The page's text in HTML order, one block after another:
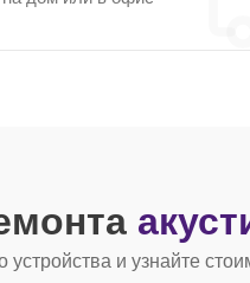
и узнайте